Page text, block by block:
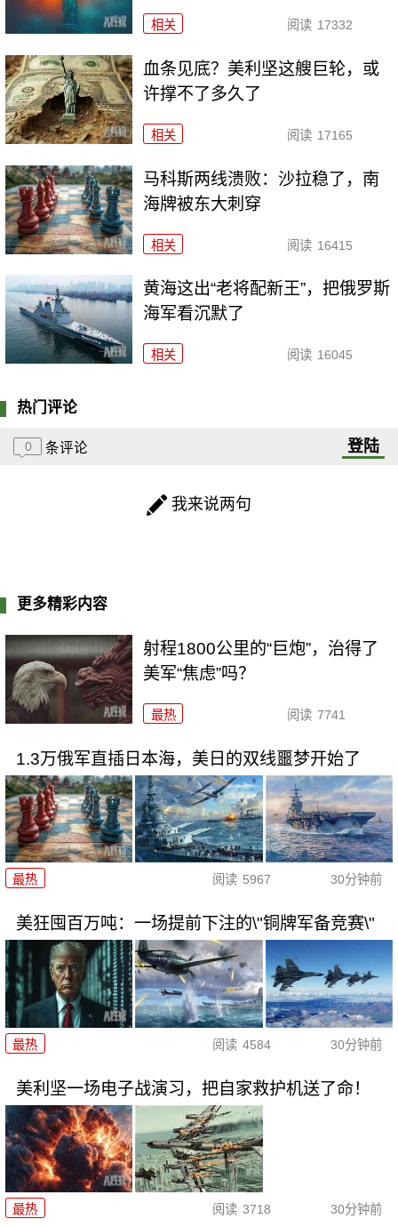
相关 阅读 17332
血条见底？美利坚这艘巨轮，或
许撑不了多久了
相关 阅读 17165
马科斯两线溃败：沙拉稳了，南
海牌被东大刺穿
相关 阅读 16415
黄海这出“老将配新王”，把俄罗斯
海军看沉默了
相关 阅读 16045
热门评论
0 条评论 登陆
我来说两句
更多精彩内容
射程1800公里的“巨炮”，治得了
美军“焦虑”吗？
最热 阅读 7741
1.3万俄军直插日本海，美日的双线噩梦开始了
最热 阅读 5967 30分钟前
美狂囤百万吨：一场提前下注的\"铜牌军备竞赛\"
最热 阅读 4584 30分钟前
美利坚一场电子战演习，把自家救护机送了命！
最热 阅读 3718 30分钟前